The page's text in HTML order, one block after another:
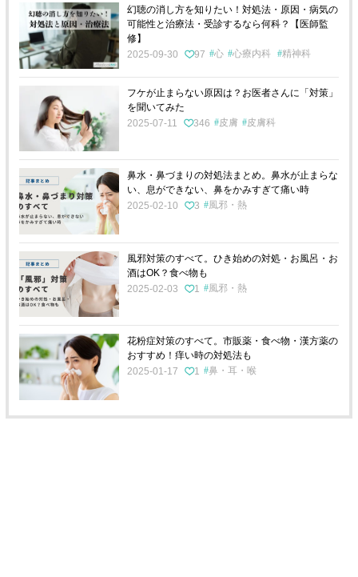
幻聴の消し方を知りたい！対処法・原因・病気の
可能性と治療法・受診するなら何科？【医師監
修】
2025-09-30
97 心 心療内科 精神科
フケが止まらない原因は？お医者さんに「対策」
を聞いてみた
2025-07-11
346 皮膚 皮膚科
鼻水・鼻づまりの対処法まとめ。鼻水が止まらな
い、息ができない、鼻をかみすぎて痛い時
2025-02-10
3 風邪・熱
風邪対策のすべて。ひき始めの対処・お風呂・お
酒はOK？食べ物も
2025-02-03
1 風邪・熱
花粉症対策のすべて。市販薬・食べ物・漢方薬の
おすすめ！痒い時の対処法も
2025-01-17
1 鼻・耳・喉